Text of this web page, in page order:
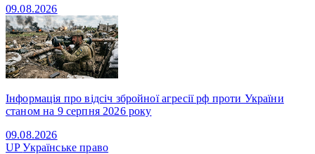
09.08.2026
Інформація про відсіч збройної агресії рф проти України
станом на 9 серпня 2026 року
09.08.2026
UPУкраїнське право